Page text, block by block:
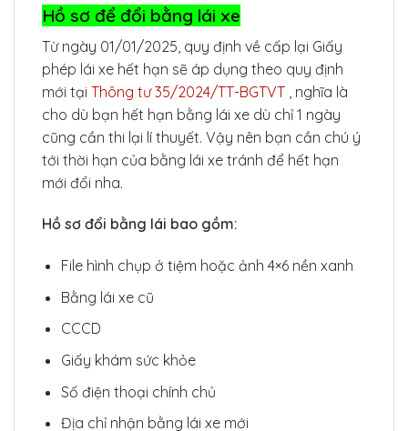
Hồ sơ để đổi bằng lái xe
Từ ngày 01/01/2025, quy định về cấp lại Giấy
phép lái xe hết hạn sẽ áp dụng theo quy định
mới tại Thông tư 35/2024/TT-BGTVT , nghĩa là
cho dù bạn hết hạn bằng lái xe dù chỉ 1 ngày
cũng cần thi lại lí thuyết. Vậy nên bạn cần chú ý
tới thời hạn của bằng lái xe tránh để hết hạn
mới đổi nha.
Hồ sơ đổi bằng lái bao gồm:
File hình chụp ở tiệm hoặc ảnh 4×6 nền xanh
Bằng lái xe cũ
CCCD
Giấy khám sức khỏe
Số điện thoại chính chủ
Địa chỉ nhận bằng lái xe mới